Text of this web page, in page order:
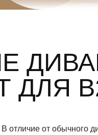
В отличие от обычного